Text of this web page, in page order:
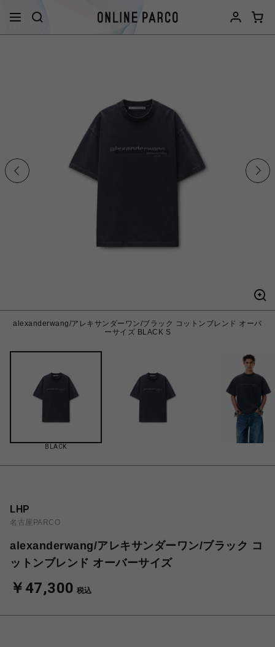
alexanderwang/アレキサンダーワン/ブラック コットンブレンド オーバ
ーサイズ BLACK S
BLACK
LHP
名古屋PARCO
alexanderwang/アレキサンダーワン/ブラック コ
ットンブレンド オーバーサイズ
￥47,300 税込